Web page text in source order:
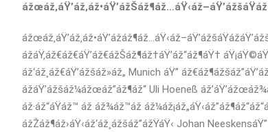
ážáŸ‚áž€áž€áŸ’áž€ážŠáž¶áž†áŸ’áž“áž¶áŸ†
áž‘áž¸áž€áŸ’ážšáž»áž„ Munich áŸ”
ážáŸ’ážšáž¼ážœáž”áž¶áž“ Uli Hoeneß
áž·áž“áŸáž™ áž áž¾áž™áž
ážŽáž¶áž›áŸ‹áž‘áž¸ážšáž”ážŸáŸ‹ Johan